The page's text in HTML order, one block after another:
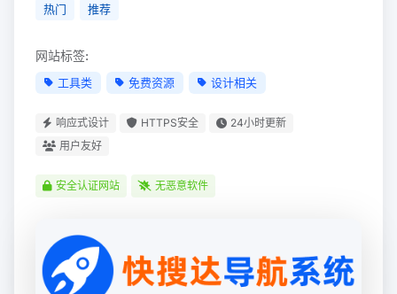
热门
推荐
网站标签:
工具类 免费资源 设计相关
响应式设计 HTTPS安全
24小时更新
用户友好
安全认证网站 无恶意软件